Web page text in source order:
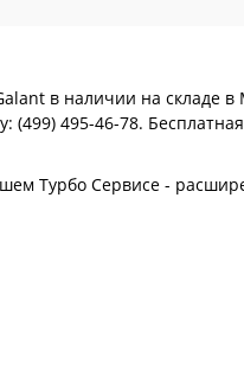
в наличии на складе в
495-46-78.
Турбо Сервисе -